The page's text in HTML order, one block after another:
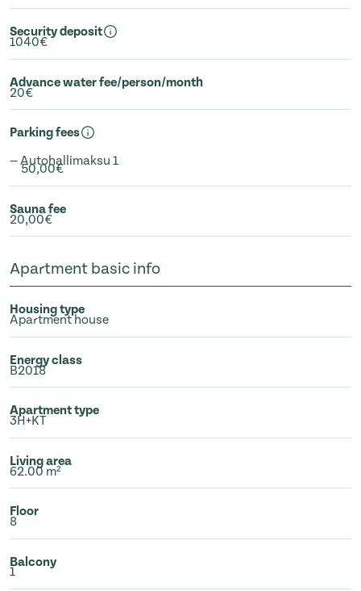
Security deposit
1040€
Advance water fee/person/month
20€
Parking fees
— Autohallimaksu 1
50,00€
Sauna fee
20,00€
Apartment basic info
Housing type
Apartment house
Energy class
B2018
Apartment type
3H+KT
Living area
62.00 m²
Floor
8
Balcony
1